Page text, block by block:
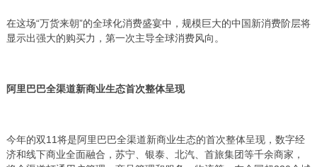
在这场“万货来朝”的全球化消费盛宴中，规模巨大的中国新消费阶层将
显示出强大的购买力，第一次主导全球消费风向。
阿里巴巴全渠道新商业生态首次整体呈现
今年的双11将是阿里巴巴全渠道新商业生态的首次整体呈现，数字经
济和线下商业全面融合，苏宁、银泰、北汽、首旅集团等千余商家，